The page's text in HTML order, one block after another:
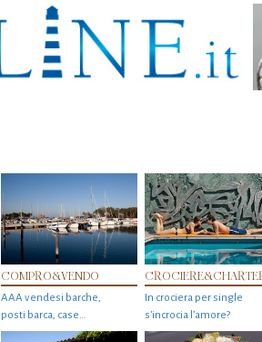
COMPRO&VENDO
AAA vendesi barche,
posti barca, case…
In crociera per single
s'incrocia l’amore?